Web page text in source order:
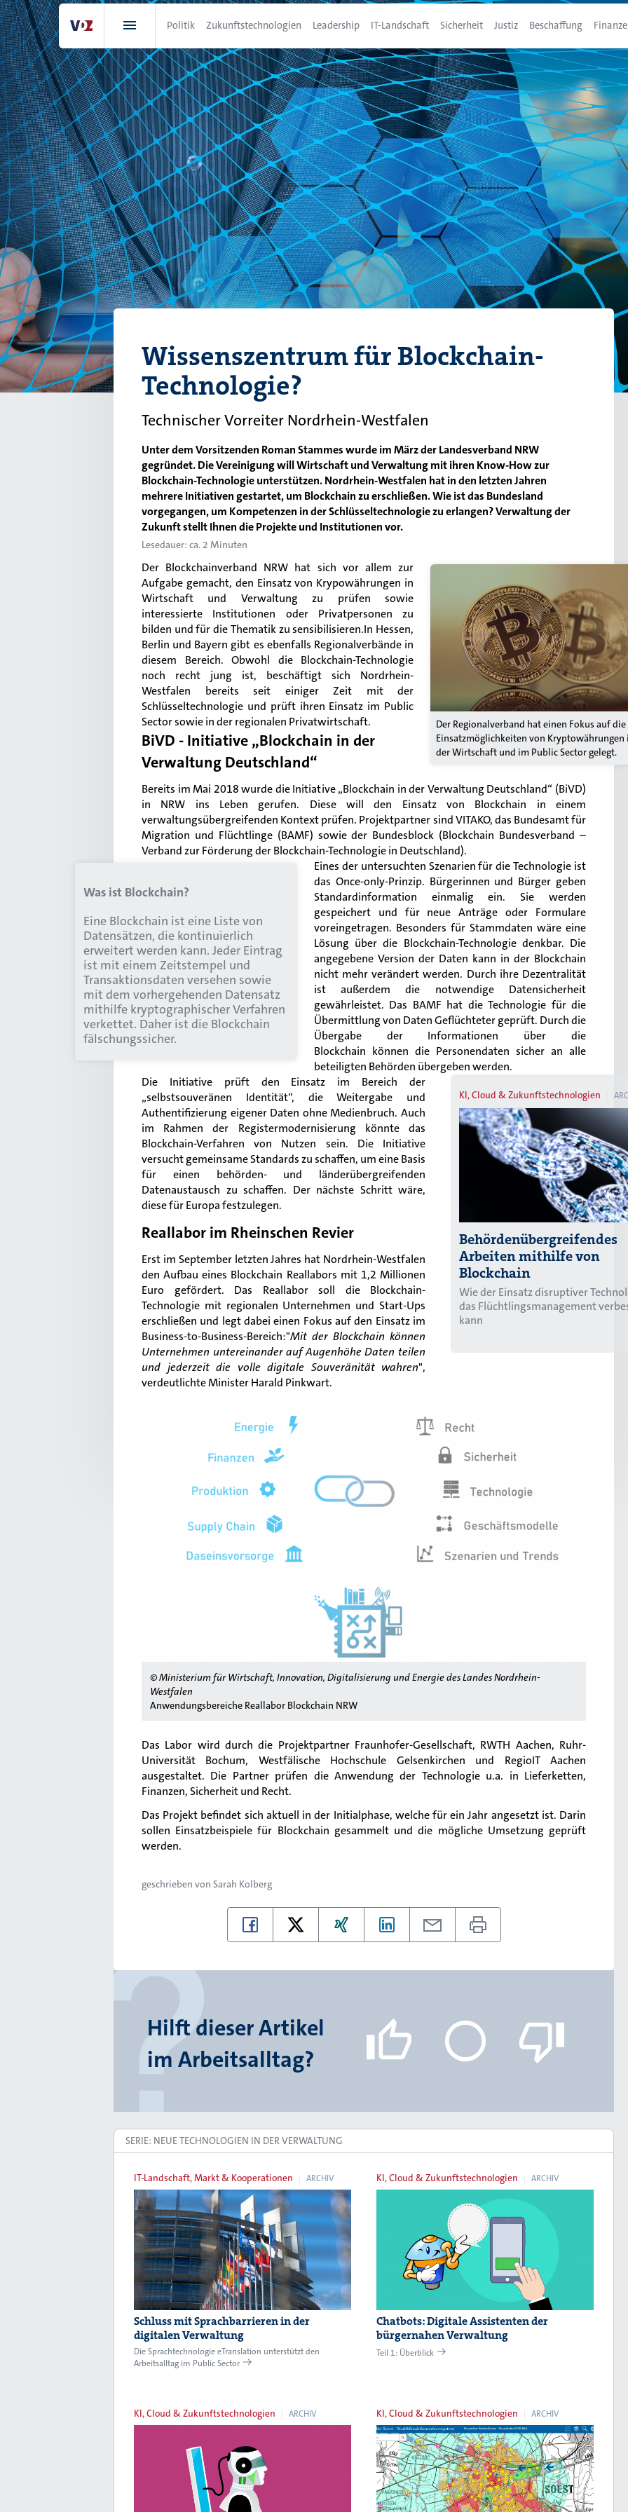
Direkt
zum
Inhalt
Politik Zukunftstechnologien Leadership IT-Landschaft Sicherheit Justiz Beschaffung
Wissenszentrum für Blockchain-
Technologie?
Technischer Vorreiter Nordrhein-Westfalen
Unter dem Vorsitzenden Roman Stammes wurde im März der Landesverband NRW
gegründet. Die Vereinigung will Wirtschaft und Verwaltung mit ihren Know-How zur
Blockchain-Technologie unterstützen. Nordrhein-Westfalen hat in den letzten Jahren
mehrere Initiativen gestartet, um Blockchain zu erschließen. Wie ist das Bundesland
vorgegangen, um Kompetenzen in der Schlüsseltechnologie zu erlangen? Verwaltung der
Zukunft stellt Ihnen die Projekte und Institutionen vor.
Lesedauer: ca. 2 Minuten
Der Regionalverband hat einen Fokus auf die
Einsatzmöglichkeiten von Kryptowährungen
der Wirtschaft und im Public Sector gelegt.
Der Blockchainverband NRW hat sich vor allem zur
Aufgabe gemacht, den Einsatz von Krypowährungen in
Wirtschaft und Verwaltung zu prüfen sowie
interessierte Institutionen oder Privatpersonen zu
bilden und für die Thematik zu sensibilisieren.In Hessen,
Berlin und Bayern gibt es ebenfalls Regionalverbände in
diesem Bereich. Obwohl die Blockchain-Technologie
noch recht jung ist, beschäftigt sich Nordrhein-
Westfalen bereits seit einiger Zeit mit der
Schlüsseltechnologie und prüft ihren Einsatz im Public
Sector sowie in der regionalen Privatwirtschaft.
BiVD - Initiative „Blockchain in der
Verwaltung Deutschland“
Bereits im Mai 2018 wurde die Initiative „Blockchain in der Verwaltung Deutschland“ (BiVD)
in NRW ins Leben gerufen. Diese will den Einsatz von Blockchain in einem
verwaltungsübergreifenden Kontext prüfen. Projektpartner sind VITAKO, das Bundesamt für
Migration und Flüchtlinge (BAMF) sowie der Bundesblock (Blockchain Bundesverband –
Verband zur Förderung der Blockchain-Technologie in Deutschland).
Was ist Blockchain?
Eine Blockchain ist eine Liste von
Datensätzen, die kontinuierlich
erweitert werden kann. Jeder Eintrag
ist mit einem Zeitstempel und
Transaktionsdaten versehen sowie
mit dem vorhergehenden Datensatz
mithilfe kryptographischer Verfahren
verkettet. Daher ist die Blockchain
fälschungssicher.
Eines der untersuchten Szenarien für die Technologie ist
das Once-only-Prinzip. Bürgerinnen und Bürger geben
Standardinformation einmalig ein. Sie werden
gespeichert und für neue Anträge oder Formulare
voreingetragen. Besonders für Stammdaten wäre eine
Lösung über die Blockchain-Technologie denkbar. Die
angegebene Version der Daten kann in der Blockchain
nicht mehr verändert werden. Durch ihre Dezentralität
ist außerdem die notwendige Datensicherheit
gewährleistet. Das BAMF hat die Technologie für die
Übermittlung von Daten Geflüchteter geprüft. Durch die
Übergabe der Informationen über die
Blockchain können die Personendaten sicher an alle
beteiligten Behörden übergeben werden.
KI, Cloud & Zukunftstechnologien
Behördenübergreifendes
Arbeiten mithilfe von
Blockchain
Wie der Einsatz disruptiver
das Flüchtlingsmanagement
kann
Die Initiative prüft den Einsatz im Bereich der
„selbstsouveränen Identität“, die Weitergabe und
Authentifizierung eigener Daten ohne Medienbruch. Auch
im Rahmen der Registermodernisierung könnte das
Blockchain-Verfahren von Nutzen sein. Die Initiative
versucht gemeinsame Standards zu schaffen, um eine Basis
für einen behörden- und länderübergreifenden
Datenaustausch zu schaffen. Der nächste Schritt wäre,
diese für Europa festzulegen.
Reallabor im Rheinschen Revier
Erst im September letzten Jahres hat Nordrhein-Westfalen
den Aufbau eines Blockchain Reallabors mit 1,2 Millionen
Euro gefördert. Das Reallabor soll die Blockchain-
Technologie mit regionalen Unternehmen und Start-Ups
erschließen und legt dabei einen Fokus auf den Einsatz im
Business-to-Business-Bereich:"Mit der Blockchain können
Unternehmen untereinander auf Augenhöhe Daten teilen
und jederzeit die volle digitale Souveränität wahren",
verdeutlichte Minister Harald Pinkwart.
© Ministerium für Wirtschaft, Innovation, Digitalisierung und Energie des Landes Nordrhein-
Westfalen
Anwendungsbereiche Reallabor Blockchain NRW
Das Labor wird durch die Projektpartner Fraunhofer-Gesellschaft, RWTH Aachen, Ruhr-
Universität Bochum, Westfälische Hochschule Gelsenkirchen und RegioIT Aachen
ausgestaltet. Die Partner prüfen die Anwendung der Technologie u.a. in Lieferketten,
Finanzen, Sicherheit und Recht.
Das Projekt befindet sich aktuell in der Initialphase, welche für ein Jahr angesetzt ist. Darin
sollen Einsatzbeispiele für Blockchain gesammelt und die mögliche Umsetzung geprüft
werden.
geschrieben von Sarah Kolberg
Hilft dieser Artikel
im Arbeitsalltag?
SERIE: NEUE TECHNOLOGIEN IN DER VERWALTUNG
IT-Landschaft, Markt & Kooperationen ARCHIV
Schluss mit Sprachbarrieren in der
digitalen Verwaltung
Die Sprachtechnologie eTranslation unterstützt den
Arbeitsalltag im Public Sector
KI, Cloud & Zukunftstechnologien ARCHIV
Chatbots: Digitale Assistenten der
bürgernahen Verwaltung
Teil 1: Überblick
KI, Cloud & Zukunftstechnologien ARCHIV KI, Cloud & Zukunftstechnologien ARCHIV